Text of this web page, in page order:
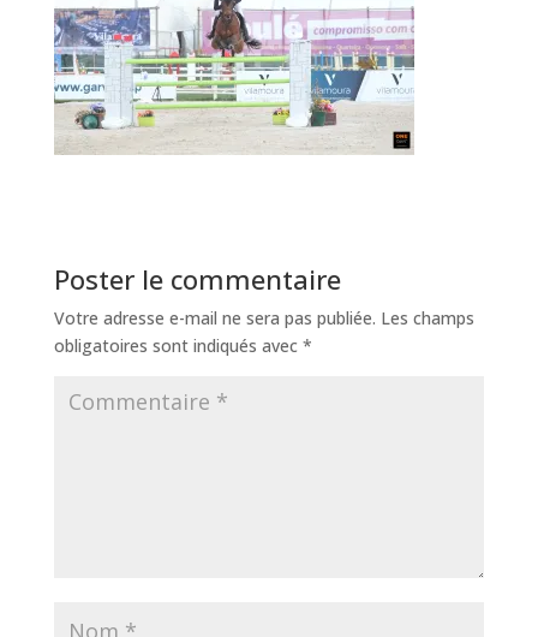
Poster le commentaire
Votre adresse e-mail ne sera pas publiée. Les champs
obligatoires sont indiqués avec *